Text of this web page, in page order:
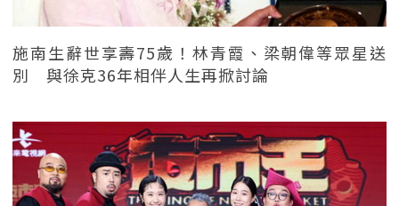
施南生辭世享壽75歲！林青霞、梁朝偉等眾星送
別 與徐克36年相伴人生再掀討論